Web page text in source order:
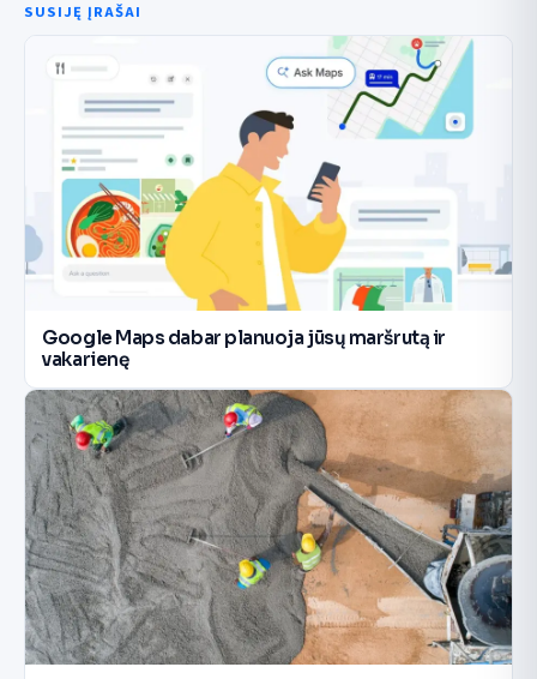
SUSIJĘ ĮRAŠAI
Google Maps dabar planuoja jūsų maršrutą ir
vakarienę